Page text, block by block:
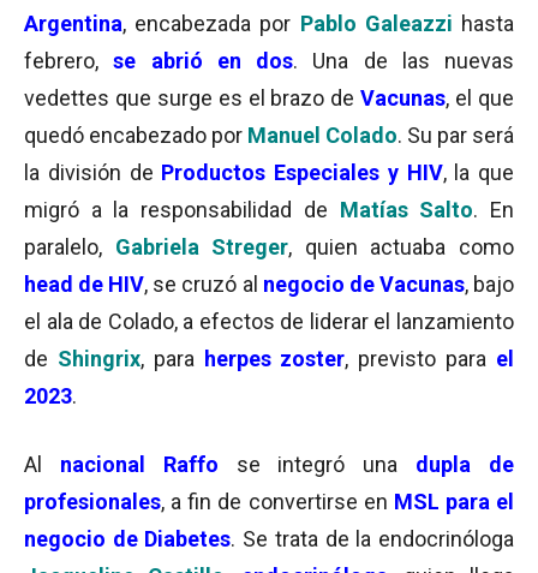
Argentina, encabezada por Pablo Galeazzi hasta
febrero,se abrió en dos. Una de las nuevas
vedettes que surge es el brazo deVacunas, el que
quedó encabezado por Manuel Colado. Su par será
la división de Productos Especiales y HIV, la que
migró a la responsabilidad de Matías Salto. En
paralelo, Gabriela Streger, quien actuaba como
head de HIV, se cruzó al negocio de Vacunas, bajo
el ala de Colado, a efectos de liderar el lanzamiento
de Shingrix, para herpes zoster, previsto para el
2023.
Al nacional Raffo se integró una dupla de
profesionales, a fin de convertirse en MSL para el
negocio de Diabetes. Se trata de la endocrinóloga